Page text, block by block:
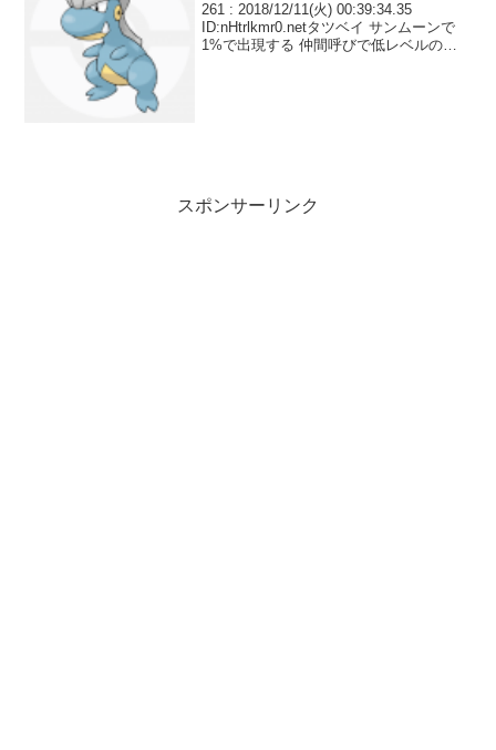
261 : 2018/12/11(火) 00:39:34.35
ID:nHtrlkmr0.netタツベイ サンムーンで
1%で出現する 仲間呼びで低レベルのマ
スポンサーリンク